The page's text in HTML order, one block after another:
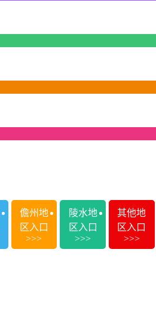
儋州地
区入口
>>>
陵水地
区入口
>>>
其他地
区入口
>>>